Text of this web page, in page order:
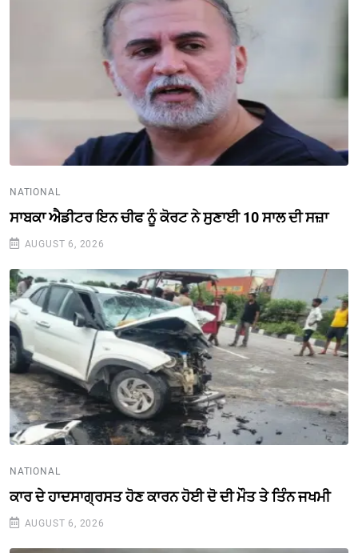
NATIONAL
ਸਾਬਕਾ ਐਡੀਟਰ ਇਨ ਚੀਫ ਨੂੰ ਕੋਰਟ ਨੇ ਸੁਣਾਈ 10 ਸਾਲ ਦੀ ਸਜ਼ਾ
AUGUST 6, 2026
NATIONAL
ਕਾਰ ਦੇ ਹਾਦਸਾਗ੍ਰਸਤ ਹੋਣ ਕਾਰਨ ਹੋਈ ਦੋ ਦੀ ਮੌਤ ਤੇ ਤਿੰਨ ਜਖਮੀ
AUGUST 6, 2026